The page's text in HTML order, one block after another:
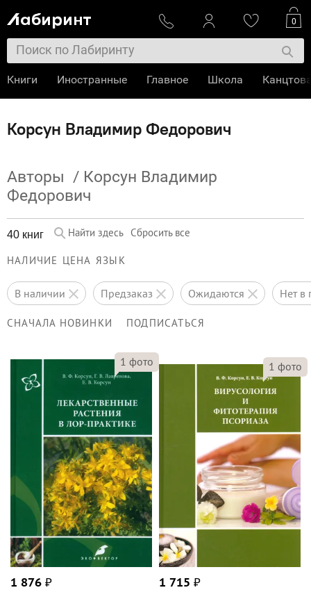
Корсун Владимир Федорович
Авторы / Корсун Владимир
Федорович
40 книг Найти здесь Сбросить все
НАЛИЧИЕ ЦЕНА ЯЗЫК
в наличии предзаказ ожидаются нет
СНАЧАЛА НОВИНКИ ПОДПИСАТЬСЯ
1 фото
1 876 ₽
1 фото
1 715 ₽
0
Книги Иностранные Главное Школа